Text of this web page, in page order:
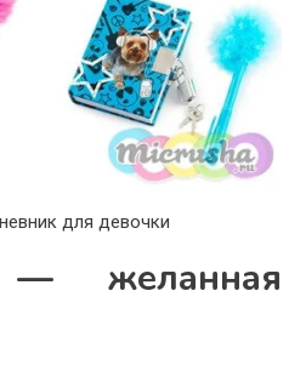
для девочки
желанная